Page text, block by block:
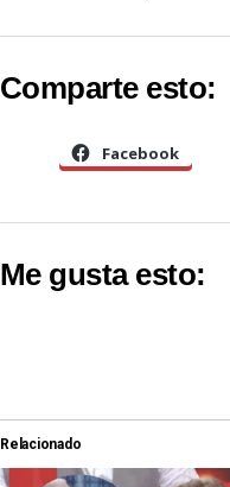
Comparte esto:
Facebook
Me gusta esto:
Relacionado